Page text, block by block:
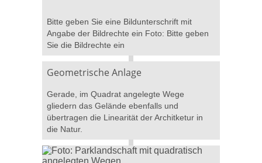
Bitte geben Sie eine Bildunterschrift mit
Angabe der Bildrechte ein Foto: Bitte geben
Sie die Bildrechte ein
Geometrische Anlage
Gerade, im Quadrat angelegte Wege
gliedern das Gelände ebenfalls und
übertragen die Linearität der Architketur in
die Natur.